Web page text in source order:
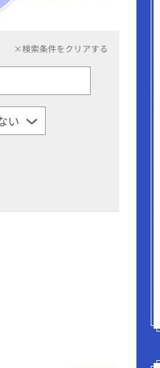
×検索条件をクリアする